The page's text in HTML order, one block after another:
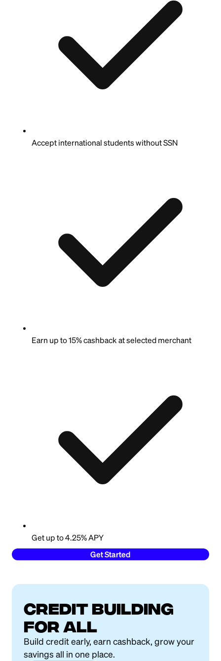
Accept international students without SSN
Earn up to 15% cashback at selected merchant
Get up to 4.25% APY
Get Started
Credit building
for all
Build credit early, earn cashback, grow your
savings all in one place.